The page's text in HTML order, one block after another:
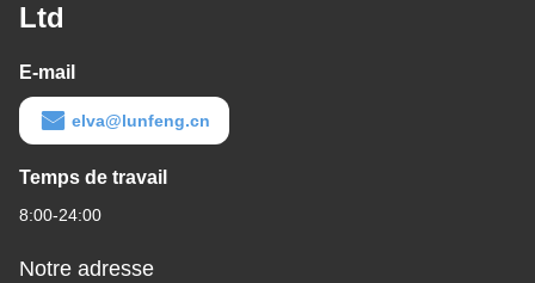
Ltd
E-mail
elva@lunfeng.cn
Temps de travail
8:00-24:00
Notre adresse